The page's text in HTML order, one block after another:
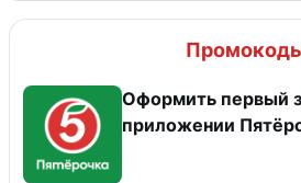
Оформить первый
приложении